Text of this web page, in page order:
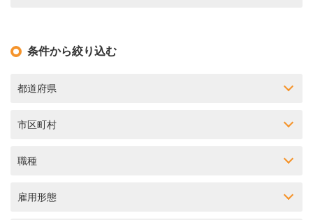
条件から絞り込む
都道府県
市区町村
職種
雇用形態